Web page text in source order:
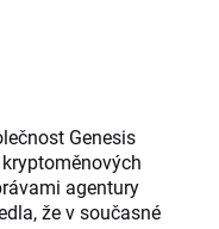
Genesis
agentury
že v současné